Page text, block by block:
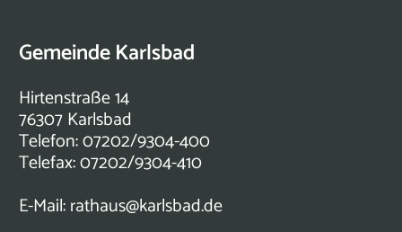
Gemeinde Karlsbad
Hirtenstraße 14
76307 Karlsbad
Telefon: 07202/9304-400
Telefax: 07202/9304-410
E-Mail:rathaus@karlsbad.de